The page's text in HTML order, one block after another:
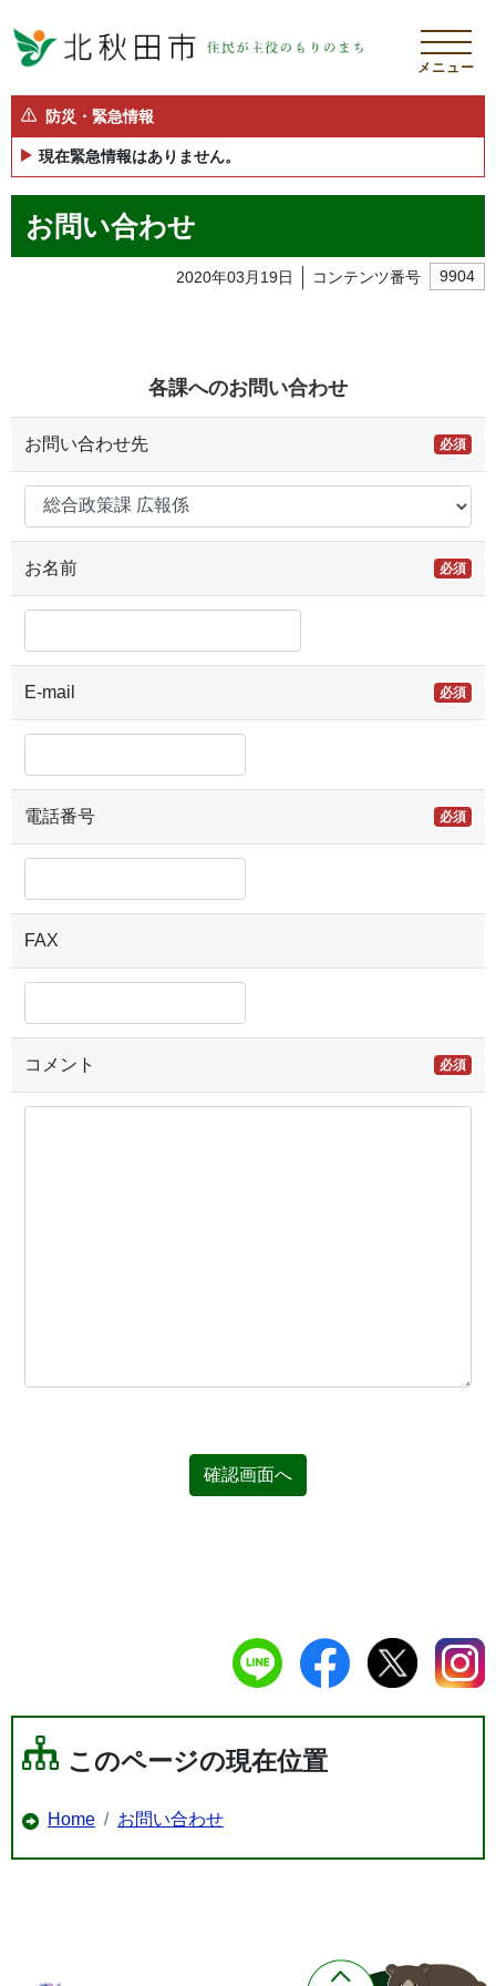
メニュー
防災・緊急情報
現在緊急情報はありません。
お問い合わせ
2020年03月19日 コンテンツ番号 9904
各課へのお問い合わせ
お問い合わせ先 必須
お名前 必須
E-mail 必須
電話番号 必須
FAX
コメント 必須
確認画面へ
このページの現在位置
Home お問い合わせ